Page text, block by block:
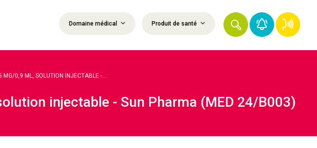
Domaine médical Produit de santé
MG/0,9 ML, SOLUTION INJECTABLE -...
injectable - Sun Pharma (MED 24/B003)